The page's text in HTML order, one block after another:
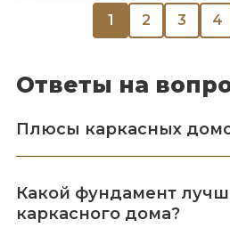
1 2 3 4
Ответы на
Плюсы каркасных
Какой фундамент
каркасного дома?